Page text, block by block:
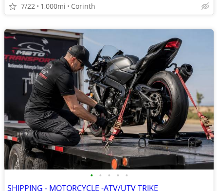
7/22 1,000mi Corinth
• • • • •
SHIPPING - MOTORCYCLE -ATV/UTV TRIKE